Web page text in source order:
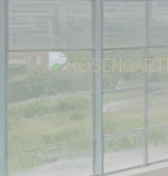
Über uns